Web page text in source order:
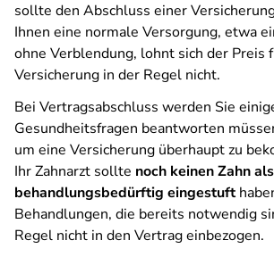
sollte den Abschluss einer
Ihnen eine normale Versorgung, etwa
ohne Verblendung, lohnt sich der Preis
Versicherung in der Regel nicht.
Bei Vertragsabschluss werden Sie
Gesundheitsfragen beantworten
um eine Versicherung überhaupt zu
Ihr Zahnarzt sollte noch keinen Zahn als
behandlungsbedürftig eingestuft
Behandlungen, die bereits notwendig
Regel nicht in den Vertrag einbezogen.